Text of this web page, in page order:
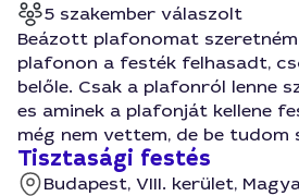
5 szakember válaszolt
Beázott plafonomat
plafonon a festék felhasadt,
belőle. Csak a plafonról lenne
es aminek a plafonját kellene
még nem vettem, de be tudom
Tisztasági festés
Budapest, VIII. kerület,